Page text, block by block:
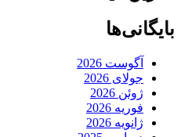
بایگانی‌ها
آگوست 2026
جولای 2026
ژوئن 2026
فوریه 2026
ژانویه 2026